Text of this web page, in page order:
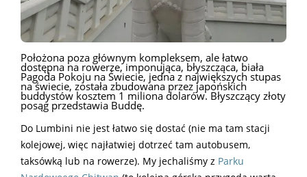
Położona poza głównym kompleksem, ale łatwo
dostępna na rowerze, imponująca, błyszcząca, biała
Pagoda Pokoju na Świecie, jedna z największych stupas
na świecie, została zbudowana przez japońskich
buddystów kosztem 1 miliona dolarów. Błyszczący złoty
posąg przedstawia Buddę.
Do Lumbini nie jest łatwo się dostać (nie ma tam stacji
kolejowej, więc najłatwiej dotrzeć tam autobusem,
taksówką lub na rowerze). My jechaliśmy z Parku